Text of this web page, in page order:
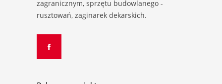
zagranicznym, sprzętu budowlanego -
rusztowań, zaginarek dekarskich.